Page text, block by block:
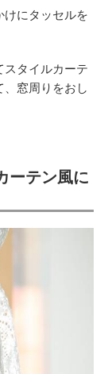
けにタッセルを
スタイルカーテ
、窓周りをおし
ーテン風に